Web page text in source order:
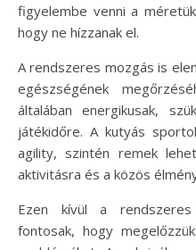
figyelembe venni a
hogy ne hízzanak el.
A rendszeres mozgás is
egészségének
általában energikusak,
játékidőre. A kutyás
agility, szintén remek
aktivitásra és a közös
Ezen kívül a
fontosak, hogy